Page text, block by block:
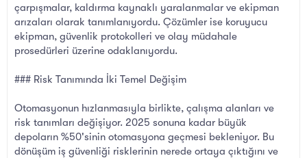
çarpışmalar, kaldırma kaynaklı yaralanmalar ve ekipman
arızaları olarak tanımlanıyordu. Çözümler ise koruyucu
ekipman, güvenlik protokolleri ve olay müdahale
prosedürleri üzerine odaklanıyordu.
### Risk Tanımında İki Temel Değişim
Otomasyonun hızlanmasıyla birlikte, çalışma alanları ve
risk tanımları değişiyor. 2025 sonuna kadar büyük
depoların %50'sinin otomasyona geçmesi bekleniyor. Bu
dönüşüm iş güvenliği risklerinin nerede ortaya çıktığını ve